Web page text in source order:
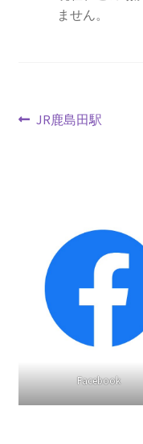
さき 集会
2014.10.13 「今
2015.3.8 第4回原
き 集会
2016.1.31 日本と
2016.3 .13 第5回
2017.3.12 第6回
ません。
投
ン
前
JR鹿島田駅
Facebook